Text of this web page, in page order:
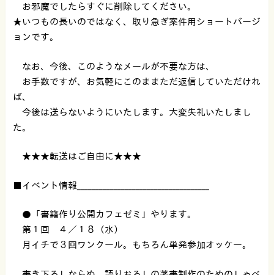
お邪魔でしたらすぐに削除してください。
★いつもの長いのではなく、取り急ぎ案件用ショートバージ
ョンです。
なお、今後、このようなメールが不要な方は、
お手数ですが、お気軽にこのままただ返信していただけれ
ば、
今後は送らないようにいたします。大変失礼いたしまし
た。
★★★転送はご自由に★★★
■イベント情報____________________________________
●「書籍作り公開カフェゼミ」やります。
第１回 ４／１８（水）
月イチで３回ワンクール。もちろん単発参加オッケー。